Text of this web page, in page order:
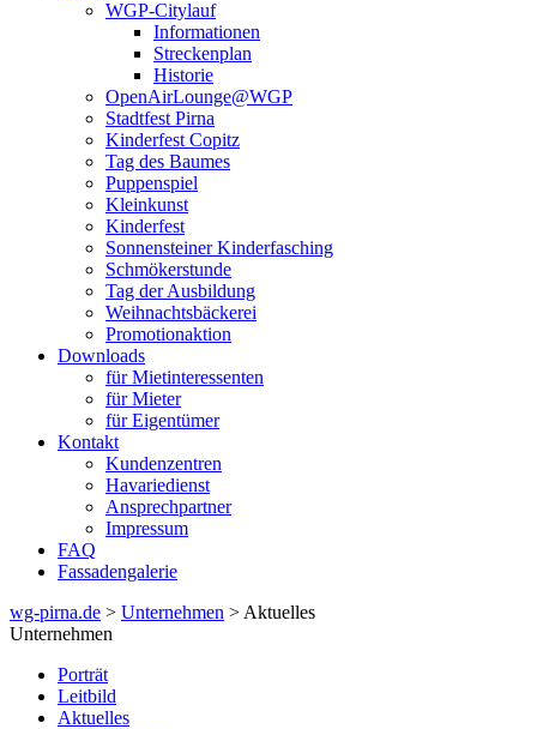
WGP-Citylauf
Informationen
Streckenplan
Historie
OpenAirLounge@WGP
Stadtfest Pirna
Kinderfest Copitz
Tag des Baumes
Puppenspiel
Kleinkunst
Kinderfest
Sonnensteiner Kinderfasching
Schmökerstunde
Tag der Ausbildung
Weihnachtsbäckerei
Promotionaktion
Downloads
für Mietinteressenten
für Mieter
für Eigentümer
Kontakt
Kundenzentren
Havariedienst
Ansprechpartner
Impressum
FAQ
Fassadengalerie
wg-pirna.de > Unternehmen > Aktuelles
Unternehmen
Porträt
Leitbild
Aktuelles